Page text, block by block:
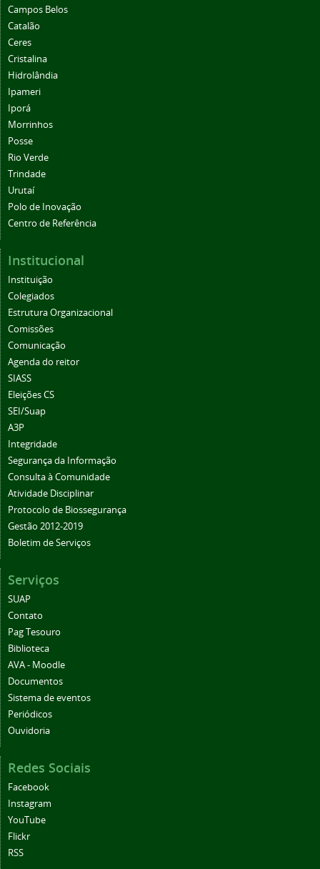
Campos Belos
Catalão
Ceres
Cristalina
Hidrolândia
Ipameri
Iporá
Morrinhos
Posse
Rio Verde
Trindade
Urutaí
Polo de Inovação
Centro de Referência
Institucional
Instituição
Colegiados
Estrutura Organizacional
Comissões
Comunicação
Agenda do reitor
SIASS
Eleições CS
SEI/Suap
A3P
Integridade
Segurança da Informação
Consulta à Comunidade
Atividade Disciplinar
Protocolo de Biossegurança
Gestão 2012-2019
Boletim de Serviços
Serviços
SUAP
Contato
Pag Tesouro
Biblioteca
AVA - Moodle
Documentos
Sistema de eventos
Periódicos
Ouvidoria
Redes Sociais
Facebook
Instagram
YouTube
Flickr
RSS